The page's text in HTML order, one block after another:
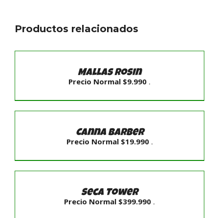
Productos relacionados
Mallas Rosin
Precio Normal $9.990 .
AÑADIR
AL
Canna Barber
Precio Normal $19.990 .
AL
CARRITO
Seca Tower
Precio Normal $399.990 .